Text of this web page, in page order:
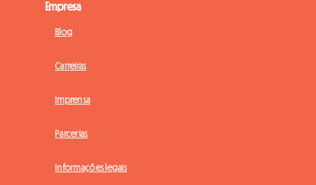
Empresa
Blog
Carreiras
Imprensa
Parcerias
Informações legais